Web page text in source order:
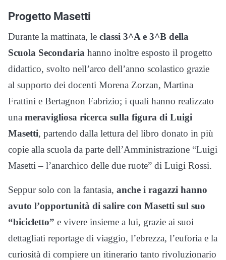
Progetto Masetti
Durante la mattinata, le classi 3^A e 3^B della
Scuola Secondaria hanno inoltre esposto il progetto
didattico, svolto nell’arco dell’anno scolastico grazie
al supporto dei docenti Morena Zorzan, Martina
Frattini e Bertagnon Fabrizio; i quali hanno realizzato
una meravigliosa ricerca sulla figura di Luigi
Masetti, partendo dalla lettura del libro donato in più
copie alla scuola da parte dell’Amministrazione “Luigi
Masetti – l’anarchico delle due ruote” di Luigi Rossi.
Seppur solo con la fantasia, anche i ragazzi hanno
avuto l’opportunità di salire con Masetti sul suo
“bicicletto” e vivere insieme a lui, grazie ai suoi
dettagliati reportage di viaggio, l’ebrezza, l’euforia e la
curiosità di compiere un itinerario tanto rivoluzionario